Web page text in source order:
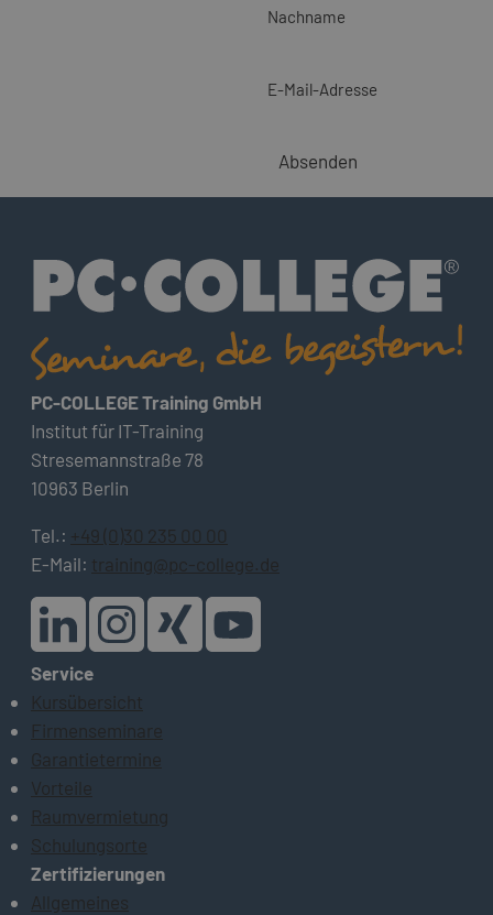
Nachname
E-Mail-Adresse
Absenden
PC-COLLEGE Training GmbH
Institut für IT-Training
Stresemannstraße 78
10963 Berlin
Tel.: +49 (0)30 235 00 00
E-Mail: training@pc-college.de
Service
Kursübersicht
Firmenseminare
Garantietermine
Vorteile
Raumvermietung
Schulungsorte
Zertifizierungen
Allgemeines